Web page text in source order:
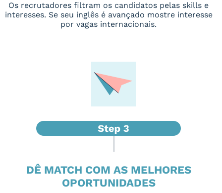
Os recrutadores filtram os candidatos pelas skills e
interesses. Se seu inglês é avançado mostre interesse
por vagas internacionais.
DÊ MATCH COM AS MELHORES
OPORTUNIDADES